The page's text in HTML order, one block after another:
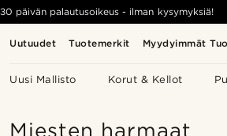
Uutuudet Tuotemerkit Myydyimmät
Uusi Mallisto Korut & Kellot
30 päivän palautusoikeus - ilman kysymyksiä!
Miesten harmaat